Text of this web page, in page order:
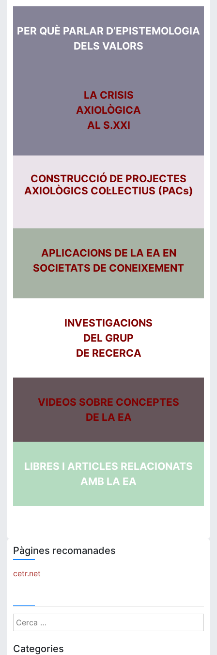
PER QUÈ PARLAR D’EPISTEMOLOGIA
DELS VALORS
LA CRISIS
AXIOLÒGICA
AL S.XXI
CONSTRUCCIÓ DE PROJECTES
AXIOLÒGICS COL·LECTIUS (PACs)
APLICACIONS DE LA EA EN
SOCIETATS DE CONEIXEMENT
INVESTIGACIONS
DEL GRUP
DE RECERCA
VIDEOS SOBRE CONCEPTES
DE LA EA
LIBRES I ARTICLES RELACIONATS
AMB LA EA
Pàgines recomanades
cetr.net
Cerca:
Categories